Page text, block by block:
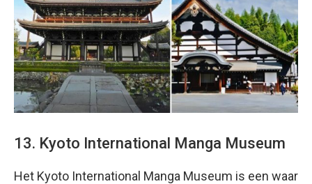
13. Kyoto International Manga Museum
Het Kyoto International Manga Museum is een waar